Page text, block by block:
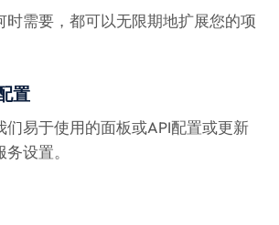
时需要，都可以无限期地扩展您的项
置
们易于使用的面板或API配置或更新
设置。